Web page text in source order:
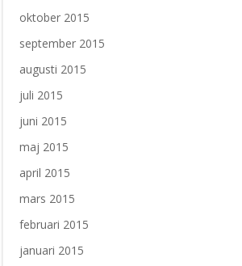
oktober 2015
september 2015
augusti 2015
juli 2015
juni 2015
maj 2015
april 2015
mars 2015
februari 2015
januari 2015